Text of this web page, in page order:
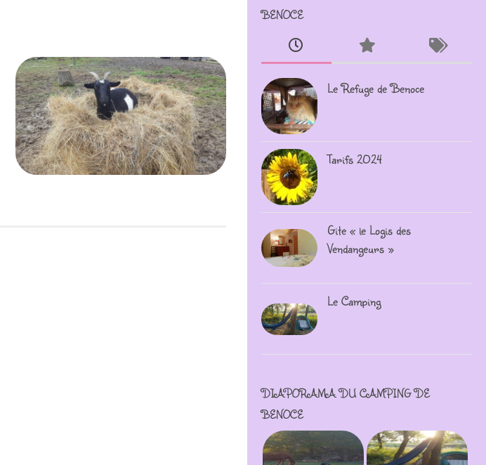
BENOCE
Le Refuge de Benoce
Tarifs 2024
Gite « le Logis des
Vendangeurs »
Le Camping
DIAPORAMA DU CAMPING DE
BENOCE